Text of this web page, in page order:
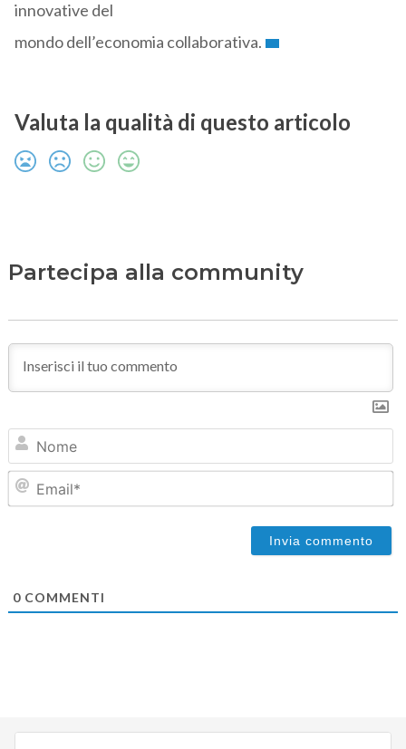
innovative del
mondo dell’economia collaborativa.
Valuta la qualità di questo articolo
Partecipa alla community
0COMMENTI